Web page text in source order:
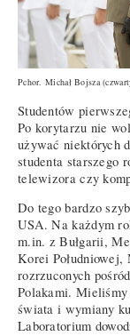
Pchor. Michał Bojsza
Studentów
Po korytarzu nie
używać niektórych
studenta starszego
telewizora czy
Do tego bardzo
USA. Na każdym
m.in. z Bułgarii,
Korei
rozrzuconych
Polakami. Mieliśmy
świata i wymiany
Laboratorium